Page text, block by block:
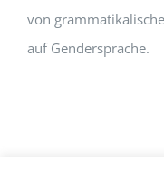
von
auf Gendersprache.